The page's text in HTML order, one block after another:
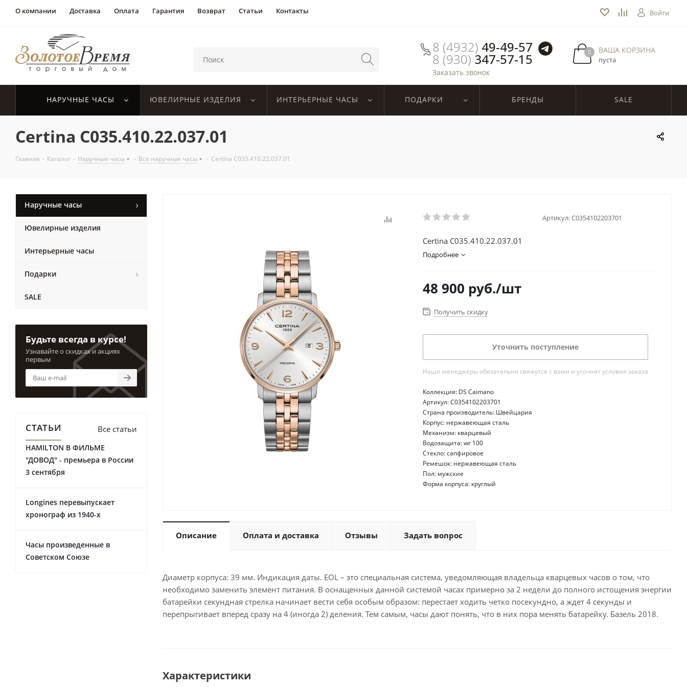
О компании Доставка Оплата Гарантия Возврат Статьи Контакты Войти
8 (4932) 49-49-57
8 (930) 347-57-15
Заказать звонок
ВАША КОРЗИНА
пуста
0
НАРУЧНЫЕ ЧАСЫ ЮВЕЛИРНЫЕ ИЗДЕЛИЯ ИНТЕРЬЕРНЫЕ ЧАСЫ ПОДАРКИ БРЕНДЫ SALE
Certina C035.410.22.037.01
Главная - Каталог - Наручные часы - Все наручные часы - Certina C035.410.22.037.01
Артикул:C0354102203701
Certina C035.410.22.037.01
Подробнее
48 900 руб./шт
Получить скидку
Уточнить поступление
Наши менеджеры обязательно свяжутся с вами и уточнят условия заказа
Коллекция: DS Caimano
Артикул: C0354102203701
Страна производитель: Швейцария
Корпус: нержавеющая сталь
Механизм: кварцевый
Водозащита: wr 100
Стекло: сапфировое
Ремешок: нержавеющая сталь
Пол: мужские
Форма корпуса: круглый
Описание Оплата и доставка Отзывы Задать вопрос
Диаметр корпуса: 39 мм. Индикация даты. EOL – это специальная система, уведомляющая владельца кварцевых часов о том, что
необходимо заменить элемент питания. В оснащенных данной системой часах примерно за 2 недели до полного истощения энергии
батарейки секундная стрелка начинает вести себя особым образом: перестает ходить четко посекундно, а ждет 4 секунды и
перепрыгивает вперед сразу на 4 (иногда 2) деления. Тем самым, часы дают понять, что в них пора менять батарейку. Базель 2018.
Характеристики
Наручные часы
Ювелирные изделия
Интерьерные часы
Подарки
SALE
Будьте всегда в курсе!
Узнавайте о скидках и акциях
первым
СТАТЬИ Все статьи
HAMILTON В ФИЛЬМЕ
"ДОВОД" - премьера в России
3 сентября
Longines перевыпускает
хронограф из 1940-х
Часы произведенные в
Советском Союзе